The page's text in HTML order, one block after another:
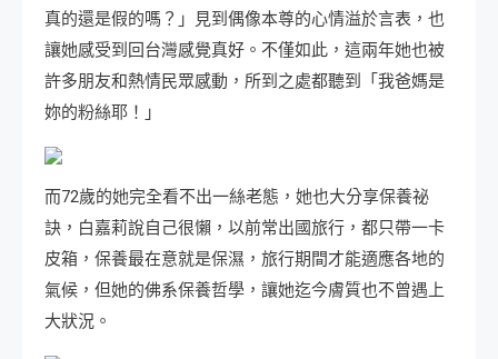
真的還是假的嗎？」見到偶像本尊的心情溢於言表，也
讓她感受到回台灣感覺真好。不僅如此，這兩年她也被
許多朋友和熱情民眾感動，所到之處都聽到「我爸媽是
妳的粉絲耶！」
而72歲的她完全看不出一絲老態，她也大分享保養祕
訣，白嘉莉說自己很懶，以前常出國旅行，都只帶一卡
皮箱，保養最在意就是保濕，旅行期間才能適應各地的
氣候，但她的佛系保養哲學，讓她迄今膚質也不曾遇上
大狀況。